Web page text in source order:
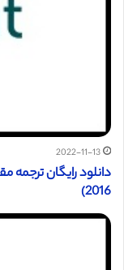
2022-11-13
دانلود رایگان ترجمه
2016)